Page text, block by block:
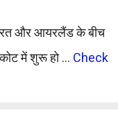
और आयरलैंड के बीच
में शुरू हो … Check